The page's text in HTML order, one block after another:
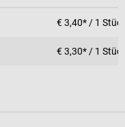
€ 3,40* / 1
€ 3,30* / 1